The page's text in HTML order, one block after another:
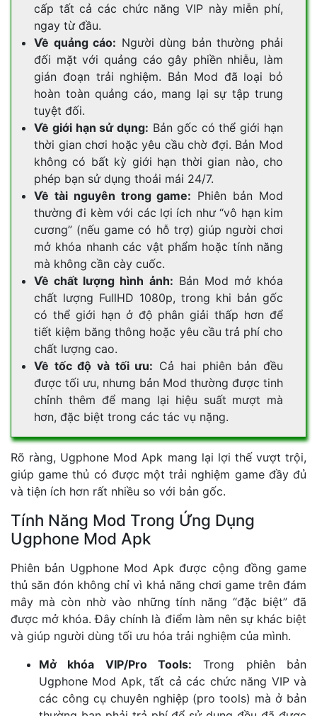
cấp tất cả các chức năng VIP này miễn phí,
ngay từ đầu.
Về quảng cáo: Người dùng bản thường phải
đối mặt với quảng cáo gây phiền nhiễu, làm
gián đoạn trải nghiệm. Bản Mod đã loại bỏ
hoàn toàn quảng cáo, mang lại sự tập trung
tuyệt đối.
Về giới hạn sử dụng: Bản gốc có thể giới hạn
thời gian chơi hoặc yêu cầu chờ đợi. Bản Mod
không có bất kỳ giới hạn thời gian nào, cho
phép bạn sử dụng thoải mái 24/7.
Về tài nguyên trong game: Phiên bản Mod
thường đi kèm với các lợi ích như “vô hạn kim
cương” (nếu game có hỗ trợ) giúp người chơi
mở khóa nhanh các vật phẩm hoặc tính năng
mà không cần cày cuốc.
Về chất lượng hình ảnh: Bản Mod mở khóa
chất lượng FullHD 1080p, trong khi bản gốc
có thể giới hạn ở độ phân giải thấp hơn để
tiết kiệm băng thông hoặc yêu cầu trả phí cho
chất lượng cao.
Về tốc độ và tối ưu: Cả hai phiên bản đều
được tối ưu, nhưng bản Mod thường được tinh
chỉnh thêm để mang lại hiệu suất mượt mà
hơn, đặc biệt trong các tác vụ nặng.
Rõ ràng, Ugphone Mod Apk mang lại lợi thế vượt trội,
giúp game thủ có được một trải nghiệm game đầy đủ
và tiện ích hơn rất nhiều so với bản gốc.
Tính Năng Mod Trong Ứng Dụng
Ugphone Mod Apk
Phiên bản Ugphone Mod Apk được cộng đồng game
thủ săn đón không chỉ vì khả năng chơi game trên đám
mây mà còn nhờ vào những tính năng “đặc biệt” đã
được mở khóa. Đây chính là điểm làm nên sự khác biệt
và giúp người dùng tối ưu hóa trải nghiệm của mình.
Mở khóa VIP/Pro Tools: Trong phiên bản
Ugphone Mod Apk, tất cả các chức năng VIP và
các công cụ chuyên nghiệp (pro tools) mà ở bản